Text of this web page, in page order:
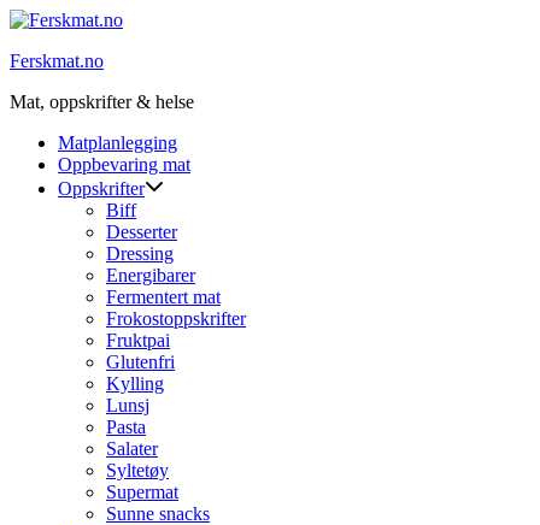
Skip
content
Ferskmat.no
Mat, oppskrifter & helse
Matplanlegging
Oppbevaring mat
Oppskrifter
Biff
Desserter
Dressing
Energibarer
Fermentert mat
Frokostoppskrifter
Fruktpai
Glutenfri
Kylling
Lunsj
Pasta
Salater
Syltetøy
Supermat
Sunne snacks